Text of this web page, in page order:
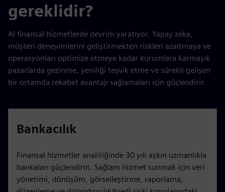
gereklidir?
AI finansal hizmetlerde devrim yaratıyor. Yapay zeka,
müşteri deneyimlerini geliştirmekten riskleri azaltmaya ve
operasyonları optimize etmeye kadar kurumlara karmaşık
pazarlarda gezinme, yeniliği teşvik etme ve sürekli gelişen
bir ortamda rekabet avantajı sağlamaları için güçlendirir.
Bankacılık
Finansal hizmetler analitiğinde 30 yılı aşkın uzmanlıkla
bankaları güçlendirin. Sağlam hizmet sunmak için veri
yönetimi, dönüşüm, görselleştirme, raporlama,